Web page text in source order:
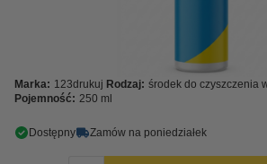
Marka: 123drukuj Rodzaj: środek do czyszczenia
Pojemność: 250 ml
Dostępny Zamów na poniedziałek